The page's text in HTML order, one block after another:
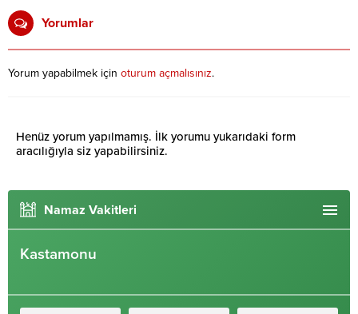
Yorumlar
Yorum yapabilmek için oturum açmalısınız.
Henüz yorum yapılmamış. İlk yorumu yukarıdaki form
aracılığıyla siz yapabilirsiniz.
Namaz Vakitleri
Kastamonu